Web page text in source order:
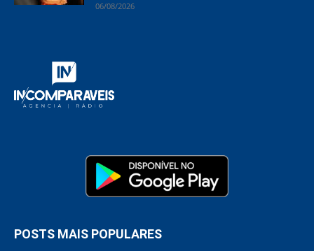
06/08/2026
POSTS MAIS POPULARES